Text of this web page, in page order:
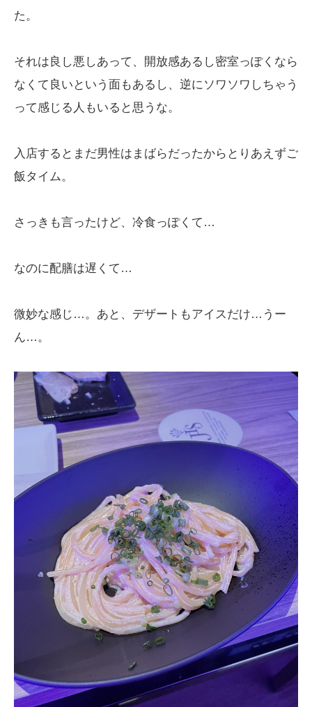
た。
それは良し悪しあって、開放感あるし密室っぽくなら
なくて良いという面もあるし、逆にソワソワしちゃう
って感じる人もいると思うな。
入店するとまだ男性はまばらだったからとりあえずご
飯タイム。
さっきも言ったけど、冷食っぽくて…
なのに配膳は遅くて…
微妙な感じ…。あと、デザートもアイスだけ…うー
ん…。